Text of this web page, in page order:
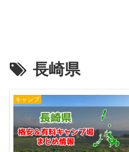
長崎県
キャンプ